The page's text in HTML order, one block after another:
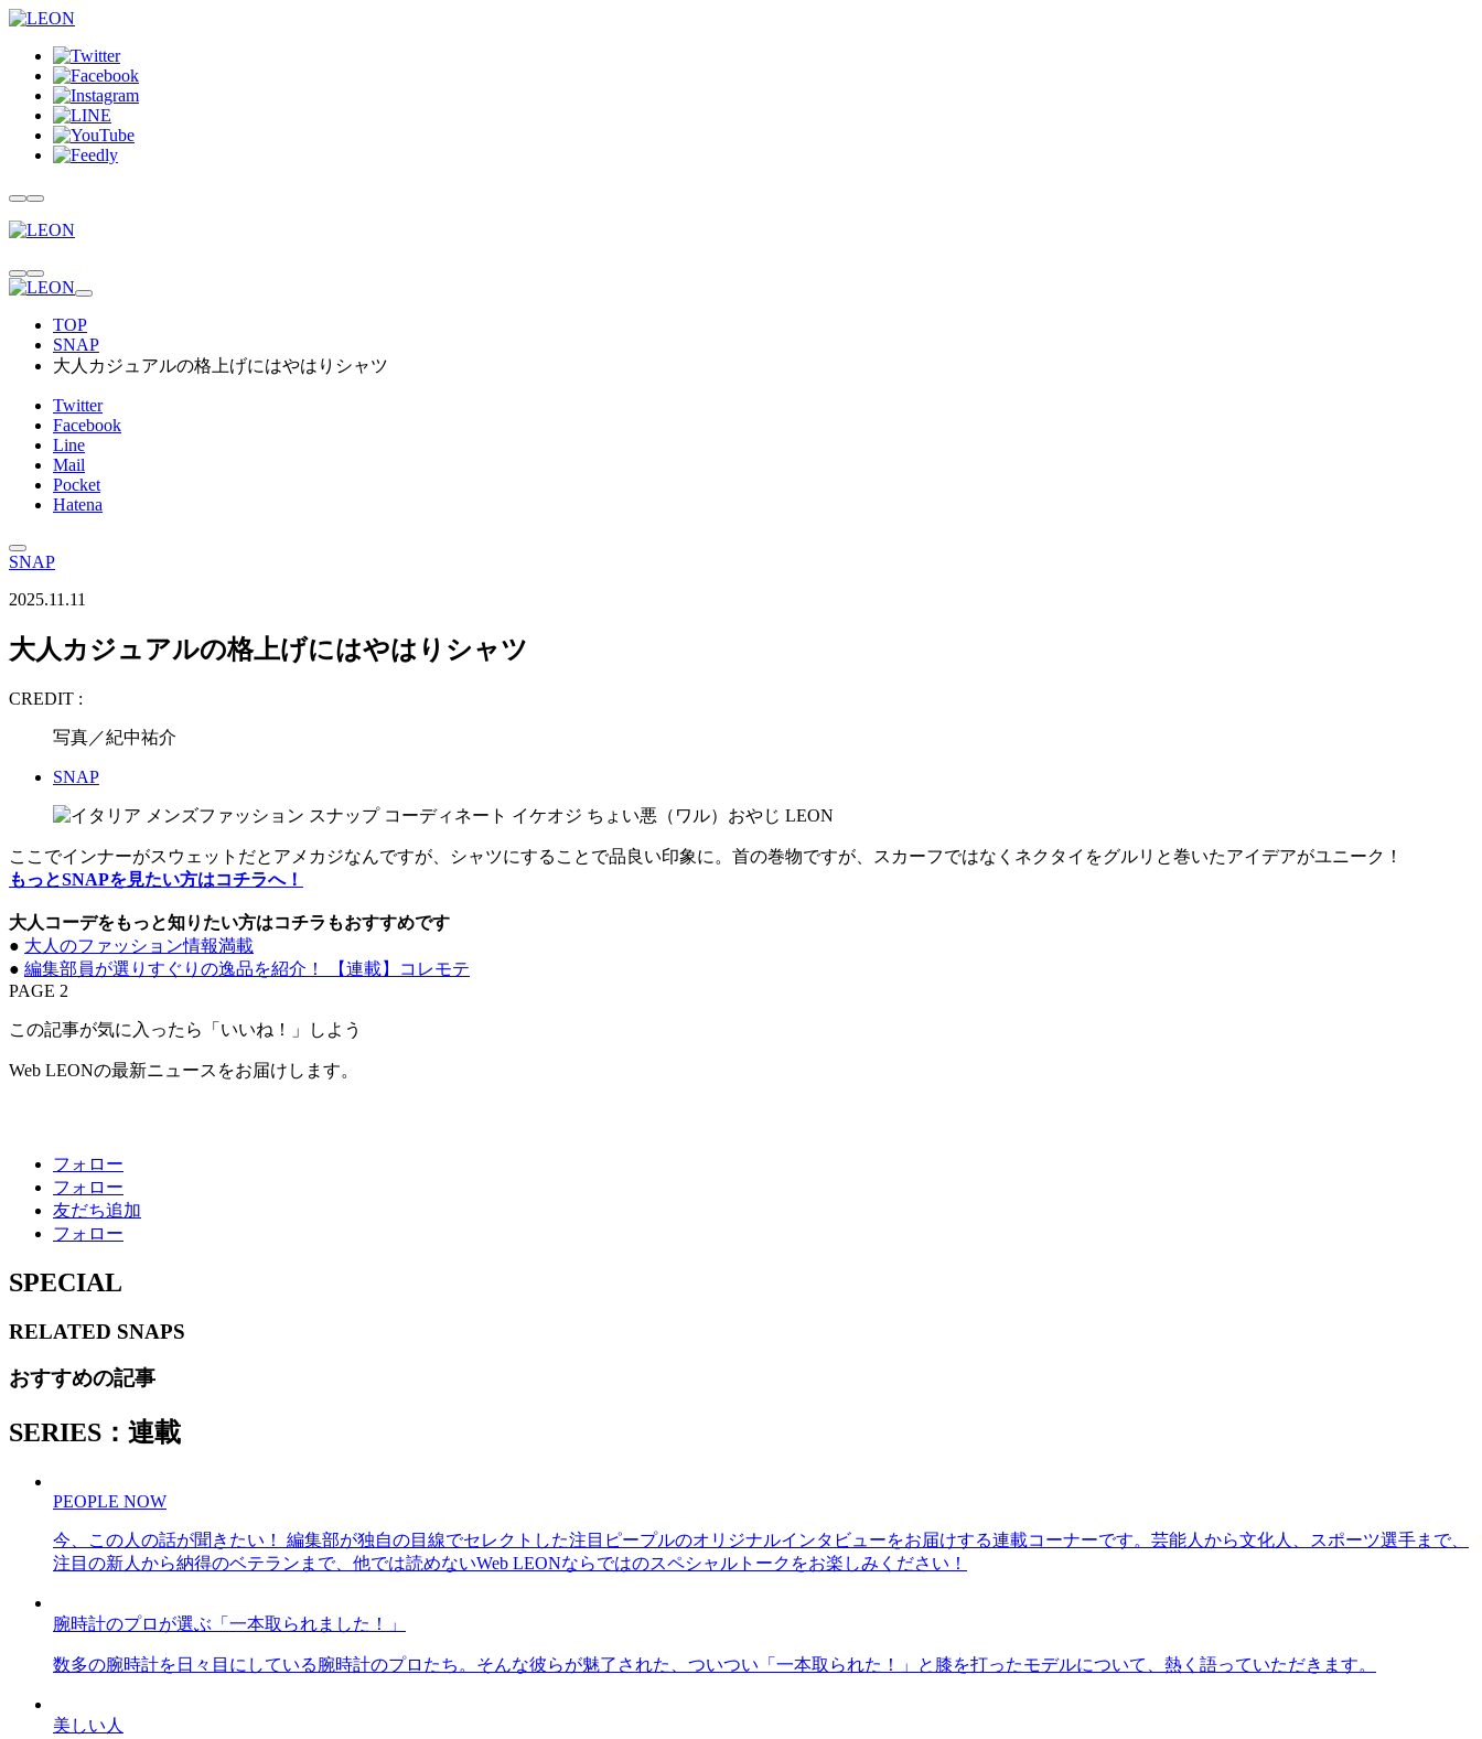
TOP
SNAP
大人カジュアルの格上げにはやはりシャツ
Twitter
Facebook
Line
Mail
Pocket
Hatena
SNAP
2025.11.11
大人カジュアルの格上げにはやはりシャツ
CREDIT :
写真／紀中祐介
SNAP
ここでインナーがスウェットだとアメカジなんですが、シャツにすることで品良い印象に。首の巻物ですが、スカーフではなくネクタイをグルリと巻いたアイデアがユニーク！
もっとSNAPを見たい方はコチラへ！
大人コーデをもっと知りたい方はコチラもおすすめです
● 大人のファッション情報満載
● 編集部員が選りすぐりの逸品を紹介！ 【連載】コレモテ
PAGE 2
この記事が気に入ったら「いいね！」しよう
Web LEONの最新ニュースをお届けします。
フォロー
フォロー
友だち追加
フォロー
SPECIAL
RELATED SNAPS
おすすめの記事
SERIES：連載
PEOPLE NOW
今、この人の話が聞きたい！ 編集部が独自の目線でセレクトした注目ピープルのオリジナルインタビューをお届けする連載コーナーです。芸能人から文化人、スポーツ選手まで、
注目の新人から納得のベテランまで、他では読めないWeb LEONならではのスペシャルトークをお楽しみください！
腕時計のプロが選ぶ「一本取られました！」
数多の腕時計を日々目にしている腕時計のプロたち。そんな彼らが魅了された、ついつい「一本取られた！」と膝を打ったモデルについて、熱く語っていただきます。
美しい人